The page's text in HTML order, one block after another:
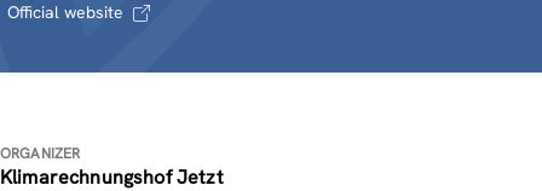
Official website
ORGANIZER
Klimarechnungshof Jetzt